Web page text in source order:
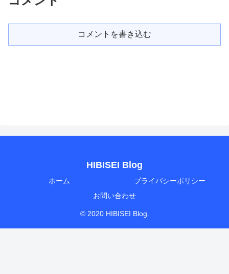
コメントを書き込む
HIBISEI Blog
ホーム
プライバシーポリシー
お問い合わせ
© 2020 HIBISEI Blog.